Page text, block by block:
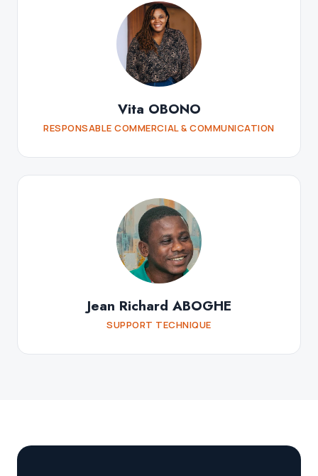
Vita OBONO
RESPONSABLE COMMERCIAL & COMMUNICATION
Jean Richard ABOGHE
SUPPORT TECHNIQUE